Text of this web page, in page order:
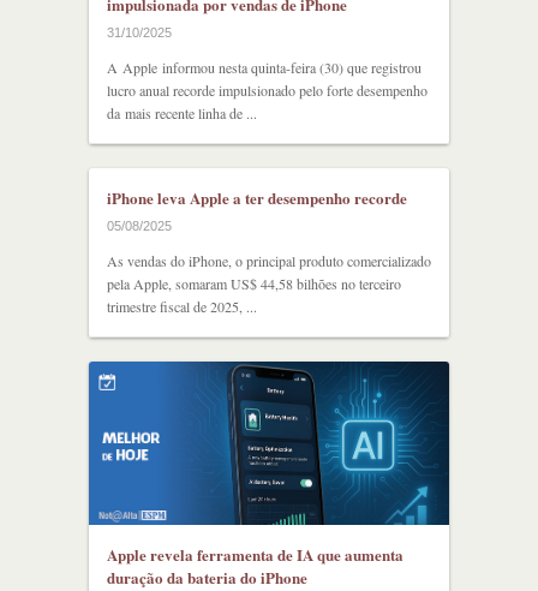
31/10/2025
A Apple informou nesta quinta-feira (30) que registrou
lucro anual recorde impulsionado pelo forte desempenho
da mais recente linha de ...
iPhone leva Apple a ter desempenho recorde
05/08/2025
As vendas do iPhone, o principal produto comercializado
pela Apple, somaram US$ 44,58 bilhões no terceiro
trimestre fiscal de 2025, ...
Apple revela ferramenta de IA que aumenta
duração da bateria do iPhone